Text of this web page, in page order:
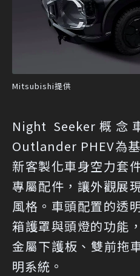
Mitsubishi提供
Night Seeker概念
Outlander PHEV為
新客製化車身空力套
專屬配件，讓外觀展
風格。車頭配置的透
箱護罩與頭燈的功能
金屬下護板、雙前拖
明系統。